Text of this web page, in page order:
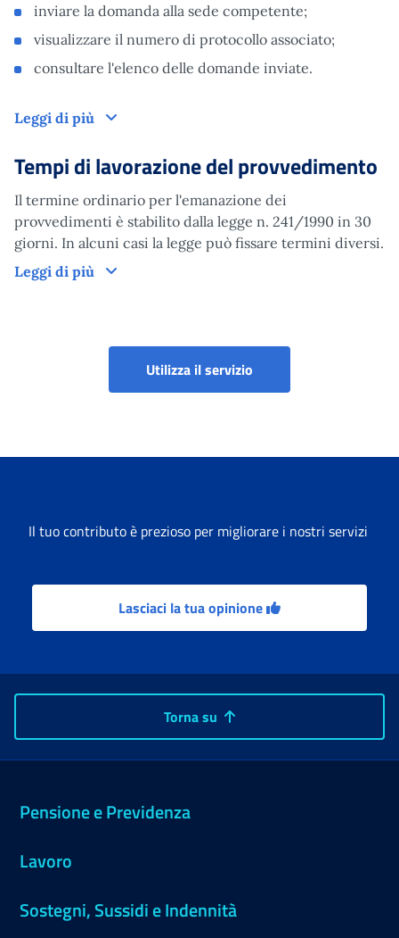
inviare la domanda alla sede competente;
visualizzare il numero di protocollo associato;
consultare l'elenco delle domande inviate.
Leggi di più Domanda
Tempi di lavorazione del provvedimento
Il termine ordinario per l'emanazione dei
provvedimenti è stabilito dalla legge n. 241/1990 in 30
giorni. In alcuni casi la legge può fissare termini diversi.
Leggi di più
Tempi di lavorazione del provvedimento
Utilizza il servizio
Il tuo contributo è prezioso per migliorare i nostri servizi
Lasciaci la tua opinione
Torna su
Pensione e Previdenza
Lavoro
Sostegni, Sussidi e Indennità